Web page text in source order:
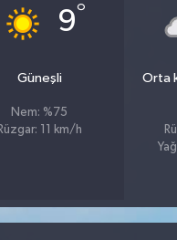
9°
Güneşli
Nem: %75
Rüzgar: 11 km/h
Orta